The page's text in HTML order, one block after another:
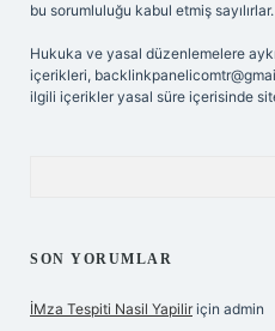
bu sorumluluğu kabul etmiş sayılırlar.
Hukuka ve yasal düzenlemelere
içerikleri,
ilgili içerikler yasal süre içerisinde
SON YORUMLAR
İMza Tespiti Nasil Yapilir için admin